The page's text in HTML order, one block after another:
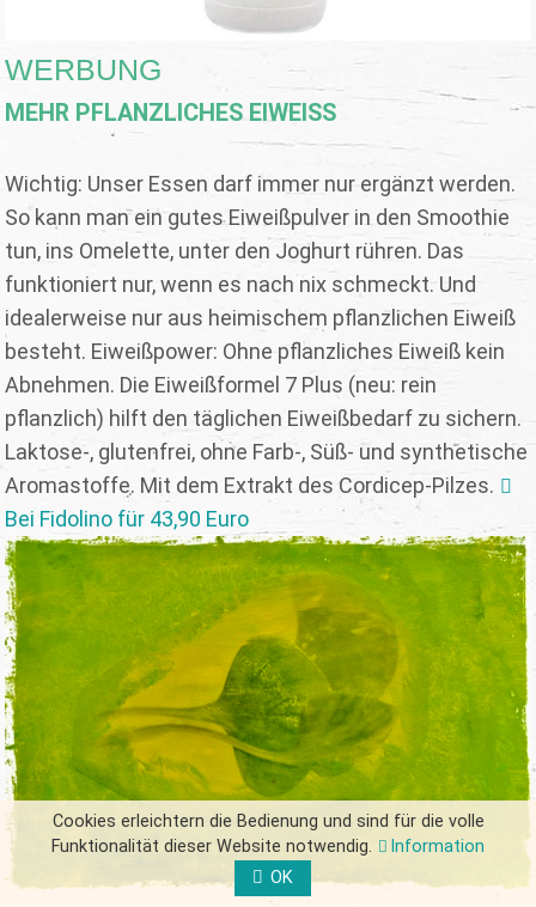
WERBUNG
MEHR PFLANZLICHES EIWEISS
Wichtig: Unser Essen darf immer nur ergänzt werden.
So kann man ein gutes Eiweißpulver in den Smoothie
tun, ins Omelette, unter den Joghurt rühren. Das
funktioniert nur, wenn es nach nix schmeckt. Und
idealerweise nur aus heimischem pflanzlichen Eiweiß
besteht. Eiweißpower: Ohne pflanzliches Eiweiß kein
Abnehmen. Die Eiweißformel 7 Plus (neu: rein
pflanzlich) hilft den täglichen Eiweißbedarf zu sichern.
Laktose-, glutenfrei, ohne Farb-, Süß- und synthetische
Aromastoffe. Mit dem Extrakt des Cordicep-Pilzes.
Bei Fidolino für 43,90 Euro
Cookies erleichtern die Bedienung und sind für die volle
Funktionalität dieser Website notwendig.
Information
OK